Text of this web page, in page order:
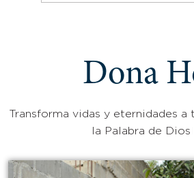
Dona
Transforma vidas y eternidades
la Palabra de Dios